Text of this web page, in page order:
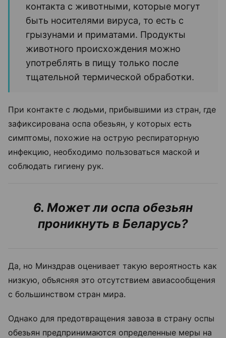
контакта с животными, которые могут
быть носителями вируса, то есть с
грызунами и приматами. Продукты
животного происхождения можно
употреблять в пищу только после
тщательной термической обработки.
При контакте с людьми, прибывшими из стран, где
зафиксирована оспа обезьян, у которых есть
симптомы, похожие на острую респираторную
инфекцию, необходимо пользоваться маской и
соблюдать гигиену рук.
6. Может ли оспа обезьян
проникнуть в Беларусь?
Да, но Минздрав оценивает такую вероятность как
низкую, объясняя это отсутствием авиасообщения
с большинством стран мира.
Однако для предотвращения завоза в страну оспы
обезьян предпринимаются определенные меры на